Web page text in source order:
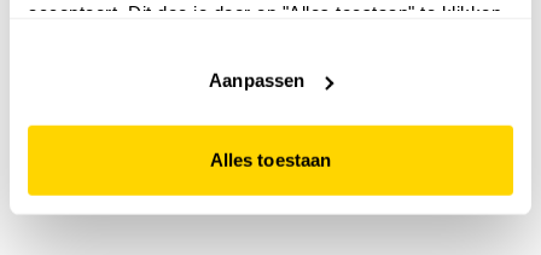
accepteert. Dit doe je door op "Alles toestaan" te klikken.
website niet optimaal functioneert.
Aanpassen
Alles toestaan